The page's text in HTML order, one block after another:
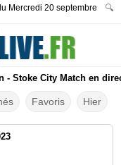
Mercredi 20 septembre
🔍
- Stoke City Match en
Favoris Hier